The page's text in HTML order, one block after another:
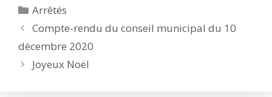
Catégories
Arrêtés
Compte-rendu du conseil municipal du 10
décembre 2020
Joyeux Noël